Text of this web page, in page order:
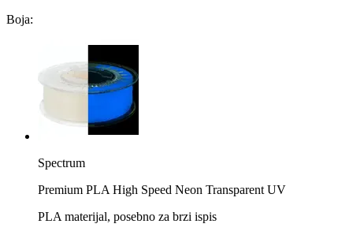
Boja:
Spectrum
Premium PLA High Speed Neon Transparent UV
PLA materijal, posebno za brzi ispis